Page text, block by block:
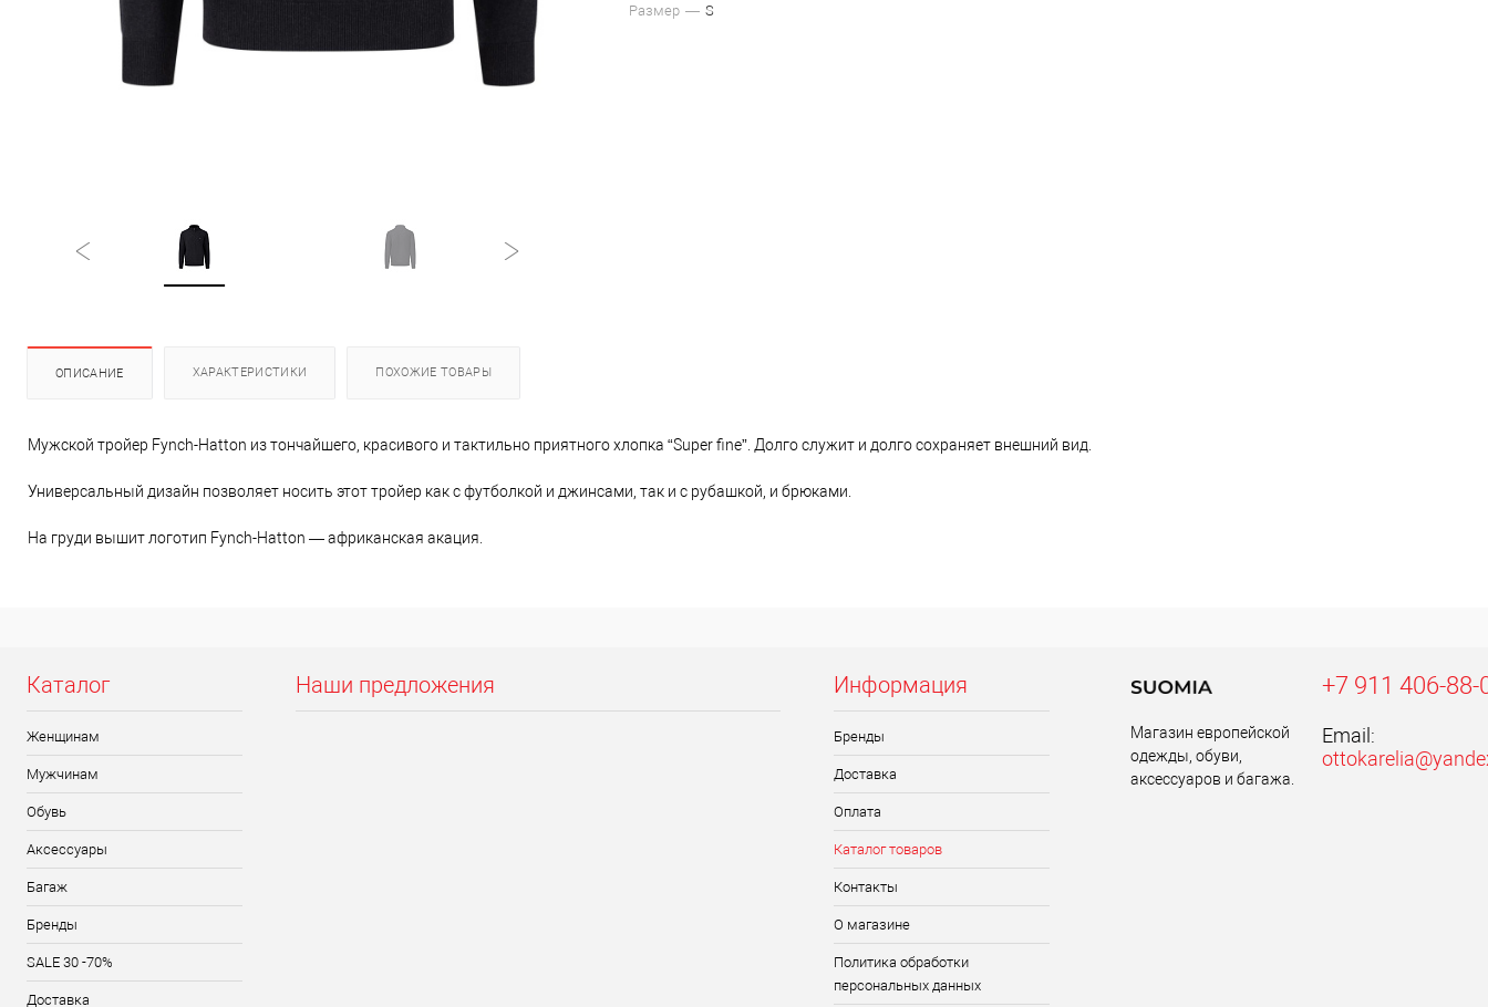
Размер
S
ОПИСАНИЕ ХАРАКТЕРИСТИКИ ПОХОЖИЕ ТОВАРЫ
Мужской тройер Fynch-Hatton из тончайшего, красивого и тактильно приятного хлопка “Super fine”. Долго служит и долго сохраняет внешний вид.
Универсальный дизайн позволяет носить этот тройер как с футболкой и джинсами, так и с рубашкой, и брюками.
На груди вышит логотип Fynch-Hatton — африканская акация.
Каталог
Женщинам
Мужчинам
Обувь
Аксессуары
Багаж
Бренды
SALE 30 -70%
Доставка
Наши предложения Информация
Бренды
Доставка
Оплата
Каталог товаров
Контакты
О магазине
Политика обработки
персональных данных
Магазин европейской
одежды, обуви,
аксессуаров и багажа.
+7 911 406-88-
Email: